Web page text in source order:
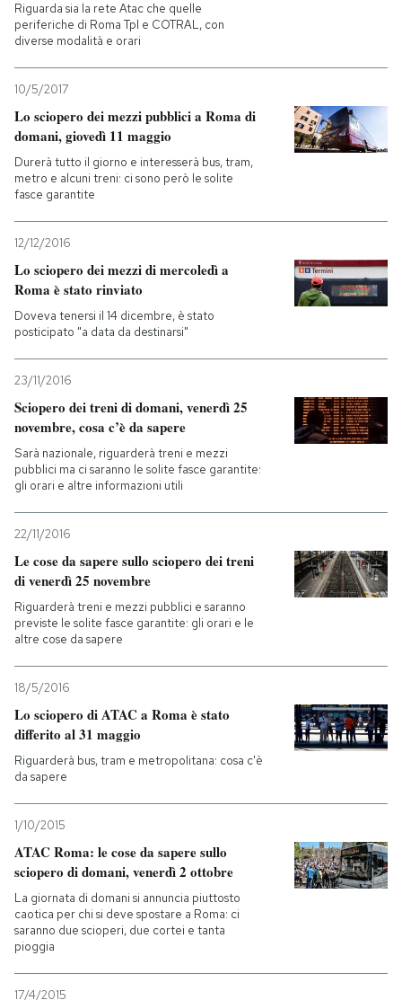
Riguarda sia la rete Atac che quelle
periferiche di Roma Tpl e COTRAL, con
diverse modalità e orari
10/5/2017
Lo sciopero dei mezzi pubblici a Roma di
domani, giovedì 11 maggio
Durerà tutto il giorno e interesserà bus, tram,
metro e alcuni treni: ci sono però le solite
fasce garantite
12/12/2016
Lo sciopero dei mezzi di mercoledì a
Roma è stato rinviato
Doveva tenersi il 14 dicembre, è stato
posticipato "a data da destinarsi"
23/11/2016
Sciopero dei treni di domani, venerdì 25
novembre, cosa c’è da sapere
Sarà nazionale, riguarderà treni e mezzi
pubblici ma ci saranno le solite fasce garantite:
gli orari e altre informazioni utili
22/11/2016
Le cose da sapere sullo sciopero dei treni
di venerdì 25 novembre
Riguarderà treni e mezzi pubblici e saranno
previste le solite fasce garantite: gli orari e le
altre cose da sapere
18/5/2016
Lo sciopero di ATAC a Roma è stato
differito al 31 maggio
Riguarderà bus, tram e metropolitana: cosa c'è
da sapere
1/10/2015
ATAC Roma: le cose da sapere sullo
sciopero di domani, venerdì 2 ottobre
La giornata di domani si annuncia piuttosto
caotica per chi si deve spostare a Roma: ci
saranno due scioperi, due cortei e tanta
pioggia
17/4/2015